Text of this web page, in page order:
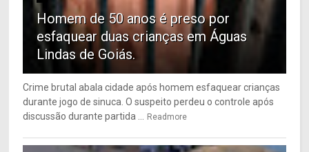
Homem de 50 anos é preso por
esfaquear duas crianças em Águas
Lindas de Goiás.
Crime brutal abala cidade após homem esfaquear crianças
durante jogo de sinuca. O suspeito perdeu o controle após
discussão durante partida ... Readmore